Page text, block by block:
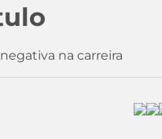
na carreira